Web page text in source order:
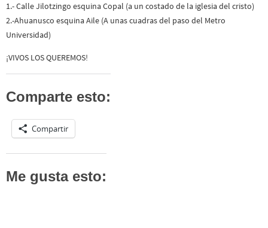
1.- Calle Jilotzingo esquina Copal (a un costado de la iglesia del cristo)
2.-Ahuanusco esquina Aile (A unas cuadras del paso del Metro
Universidad)
¡VIVOS LOS QUEREMOS!
Comparte esto:
Compartir
Me gusta esto: